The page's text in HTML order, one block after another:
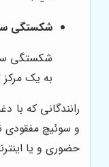
شکستگی
شکستگی
به یک
رانندگانی که
و سوئیچ مفقودی
حضوری و یا